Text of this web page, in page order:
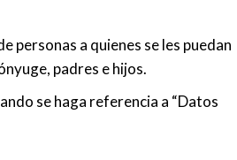
personas a quienes se les puedan
padres e hijos.
se haga referencia a “Datos